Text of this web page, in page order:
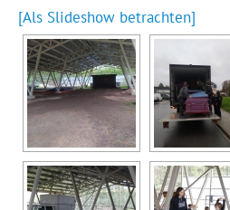
[Als Slideshow betrachten]